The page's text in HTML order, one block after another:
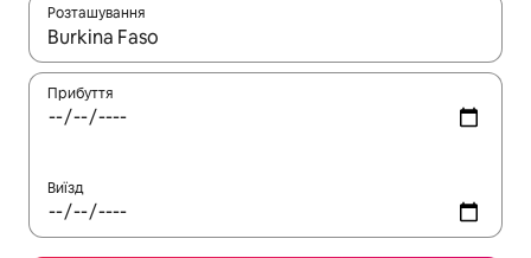
Розташування
Отримавши результати пошуку, використовуйте для
Прибуття
Виїзд